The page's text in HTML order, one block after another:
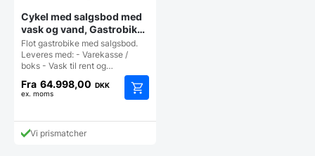
Cykel med salgsbod med
vask og vand, Gastrobike
(cykel bagtil )
Flot gastrobike med salgsbod.
Leveres med: - Varekasse /
boks - Vask til rent og…
Fra 64.998,00 DKK
ex. moms
vare
Vi prismatcher